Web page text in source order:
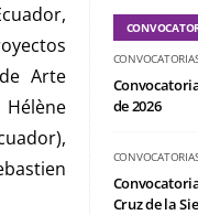
Arte
de 2026
Cruz de la